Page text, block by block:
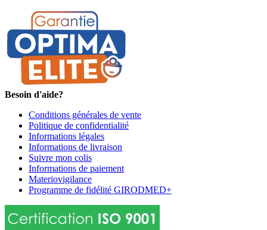
Besoin d'aide?
Conditions générales de vente
Politique de confidentialité
Informations légales
Informations de livraison
Suivre mon colis
Informations de paiement
Materiovigilance
Programme de fidélité GIRODMED+